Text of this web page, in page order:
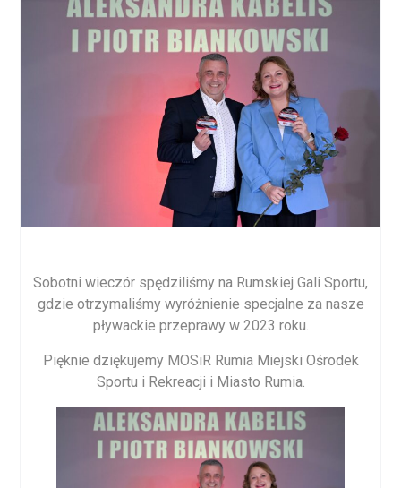
Sobotni wieczór spędziliśmy na Rumskiej Gali Sportu,
gdzie otrzymaliśmy wyróżnienie specjalne za nasze
pływackie przeprawy w 2023 roku.
Pięknie dziękujemy MOSiR Rumia Miejski Ośrodek
Sportu i Rekreacji i Miasto Rumia.